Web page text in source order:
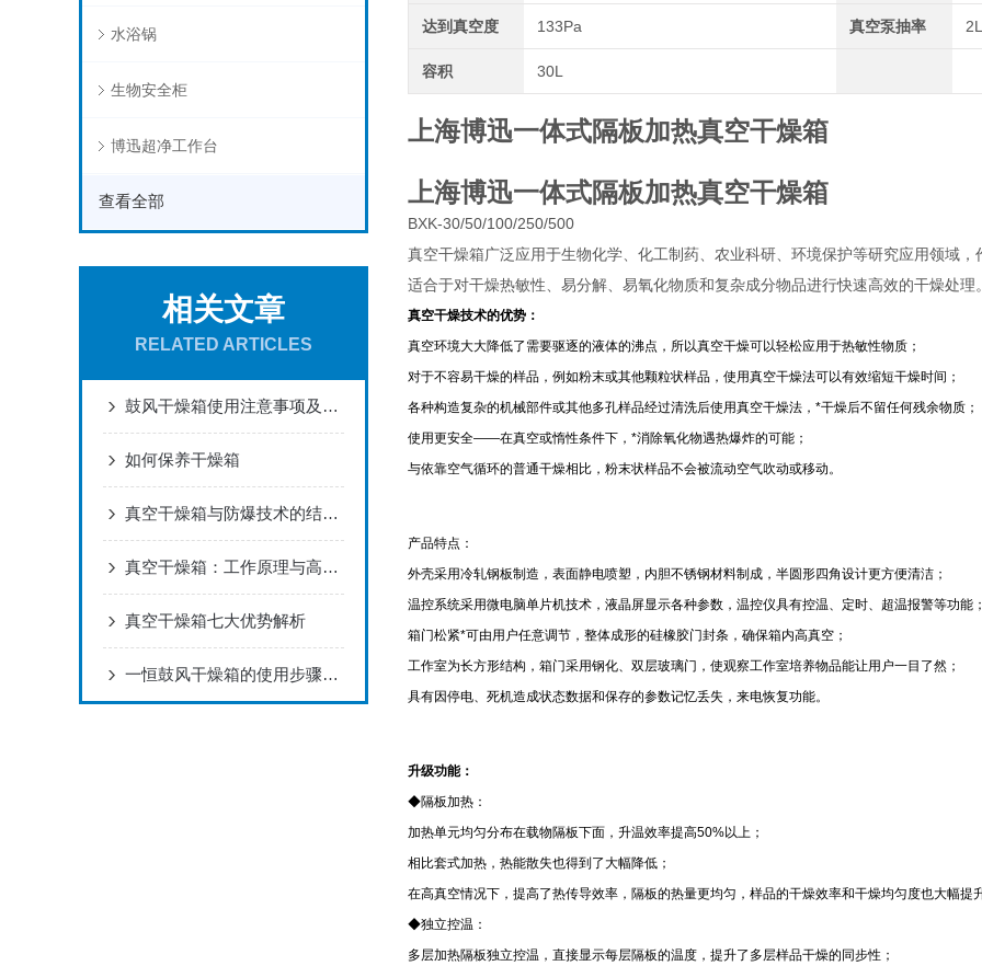
水浴锅
生物安全柜
博迅超净工作台
查看全部
相关文章
RELATED ARTICLES
鼓风干燥箱使用注意事项及常见故障
如何保养干燥箱
真空干燥箱与防爆技术的结合应用
真空干燥箱：工作原理与高效应用解析
真空干燥箱七大优势解析
一恒鼓风干燥箱的使用步骤和注意事项
达到真空度 133Pa 真空泵抽率
容积 30L
上海博迅一体式隔板加热真空干燥箱
上海博迅一体式隔板加热真空干燥箱
BXK-30/50/100/250/500
真空干燥箱广泛应用于生物化学、化工制药、农业科研、环境保护等研究应用领域
适合于对干燥热敏性、易分解、易氧化物质和复杂成分物品进行快速高效的干燥处理
真空干燥技术的优势：
真空环境大大降低了需要驱逐的液体的沸点，所以真空干燥可以轻松应用于热敏性物质；
对于不容易干燥的样品，例如粉末或其他颗粒状样品，使用真空干燥法可以有效缩短干燥时间；
各种构造复杂的机械部件或其他多孔样品经过清洗后使用真空干燥法，*干燥后不留任何残余物质；
使用更安全——在真空或惰性条件下，*消除氧化物遇热爆炸的可能；
与依靠空气循环的普通干燥相比，粉末状样品不会被流动空气吹动或移动。
产品特点：
外壳采用冷轧钢板制造，表面静电喷塑，内胆不锈钢材料制成，半圆形四角设计更方便清洁；
温控系统采用微电脑单片机技术，液晶屏显示各种参数，温控仪具有控温、定时、超温报警等功能
箱门松紧*可由用户任意调节，整体成形的硅橡胶门封条，确保箱内高真空；
工作室为长方形结构，箱门采用钢化、双层玻璃门，使观察工作室培养物品能让用户一目了然；
具有因停电、死机造成状态数据和保存的参数记忆丢失，来电恢复功能。
升级功能：
◆隔板加热：
加热单元均匀分布在载物隔板下面，升温效率提高50%以上；
相比套式加热，热能散失也得到了大幅降低；
在高真空情况下，提高了热传导效率，隔板的热量更均匀，样品的干燥效率和干燥均匀度也大幅提
◆独立控温：
多层加热隔板独立控温，直接显示每层隔板的温度，提升了多层样品干燥的同步性；